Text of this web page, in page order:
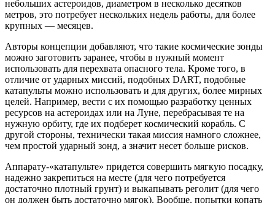
небольших астероидов, диаметром в несколько десятков
метров, это потребует нескольких недель работы, для более
крупных — месяцев.
Авторы концепции добавляют, что такие космические зонды
можно заготовить заранее, чтобы в нужный момент
использовать для перехвата опасного тела. Кроме того, в
отличие от ударных миссий, подобных DART, подобные
катапульты можно использовать и для других, более мирных
целей. Например, вести с их помощью разработку ценных
ресурсов на астероидах или на Луне, перебрасывая те на
нужную орбиту, где их подберет космический корабль. С
другой стороны, технически такая миссия намного сложнее,
чем простой ударный зонд, а значит несет больше рисков.
Аппарату-«катапульте» придется совершить мягкую посадку,
надежно закрепиться на месте (для чего потребуется
достаточно плотный грунт) и выкапывать реголит (для чего
он должен быть достаточно мягок). Вообще, попытки копать